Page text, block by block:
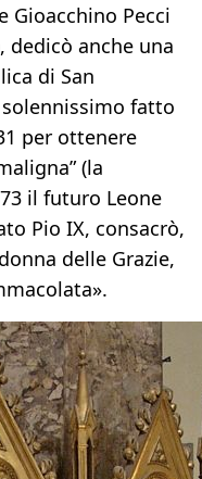
Gioacchino Pecci
dedicò anche una
di San
fatto
per ottenere
(la
il futuro Leone
Pio IX, consacrò,
delle Grazie,